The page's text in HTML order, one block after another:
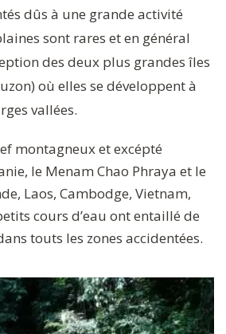
dûs à une grande activité
sont rares et en général
des deux plus grandes îles
où elles se développent à
vallées.
montagneux et excépté
le Menam Chao Phraya et le
Laos, Cambodge, Vietnam,
cours d’eau ont entaillé de
touts les zones accidentées.